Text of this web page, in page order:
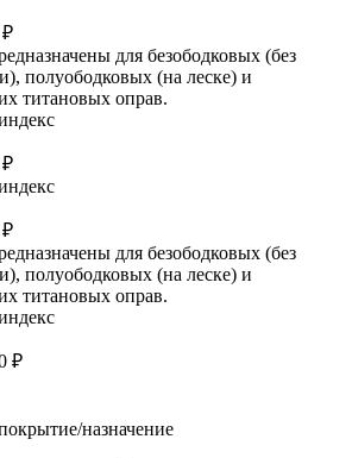
для безободковых (без
полуободковых (на леске) и
титановых оправ.
для безободковых (без
полуободковых (на леске) и
титановых оправ.
₽
назначение